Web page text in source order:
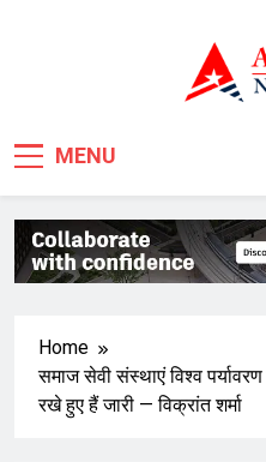
MENU
Home
समाज सेवी संस्थाएं विश्व
रखे हुए हैं जारी — विक्रांत शर्मा